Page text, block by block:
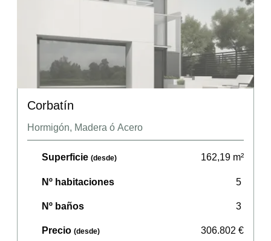
Corbatín
Hormigón, Madera ó Acero
Superficie (desde) 162,19 m²
Nº habitaciones 5
Nº baños 3
Precio (desde) 306.802 €